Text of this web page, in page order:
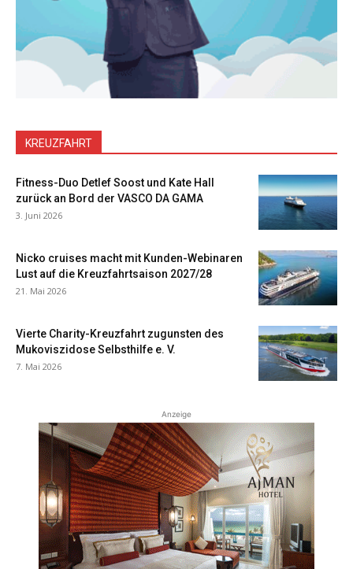
KREUZFAHRT
Fitness-Duo Detlef Soost und Kate Hall
zurück an Bord der VASCO DA GAMA
3. Juni 2026
Nicko cruises macht mit Kunden-Webinaren
Lust auf die Kreuzfahrtsaison 2027/28
21. Mai 2026
Vierte Charity-Kreuzfahrt zugunsten des
Mukoviszidose Selbsthilfe e. V.
7. Mai 2026
Anzeige